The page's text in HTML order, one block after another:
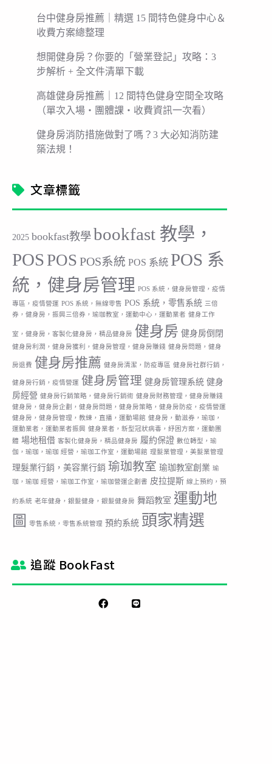
台中健身房推薦｜精選 15 間特色健身中心＆
收費方案總整理
想開健身房？你要的「營業登記」攻略：3
步解析 + 全文件清單下載
高雄健身房推薦｜12 間特色健身空間全攻略
（單次入場・團體課・收費資訊一次看）
健身房消防措施做對了嗎？3 大必知消防建
築法規！
文章標籤
2025 bookfast教學 bookfast 教學，
POS POS POS系統 POS 系統 POS 系
統，健身房管理 POS 系統，健身房管理，疫情
專區，疫情營運 POS 系統，無線零售 POS 系統，零售系統 三倍
券，健身房，振興三倍券，瑜珈教室，運動中心，運動業者 健身工作
室，健身房，客製化健身房，精品健身房 健身房 健身房倒閉
健身房利潤，健身房獲利，健身房管理，健身房賺錢 健身房問題，健身
房退費 健身房推薦 健身房清潔，防疫專區 健身房社群行銷，
健身房行銷，疫情營運 健身房管理 健身房管理系統 健身
房經營 健身房行銷策略，健身房行銷術 健身房財務管理，健身房賺錢
健身房，健身房企劃，健身房問題，健身房策略，健身房防疫，疫情營運
健身房，健身房管理，教練，直播，運動場館 健身房，動滋券，瑜珈，
運動業者，運動業者振興 健身業者，新型冠狀病毒，紓困方案，運動團
體 場地租借 客製化健身房，精品健身房 履約保證 數位轉型，瑜
伽，瑜珈，瑜珈 經營，瑜珈工作室，運動場館 理髮業管理，美髮業管理
理髮業行銷，美容業行銷 瑜珈教室 瑜珈教室創業 瑜
珈，瑜珈 經營，瑜珈工作室，瑜珈營運企劃書 皮拉提斯 線上預約，預
約系統 老年健身，銀髮健身，銀髮健身房 舞蹈教室 運動地
圖
零售系統，零售系統管理 預約系統 頭家精選
追蹤 BookFast